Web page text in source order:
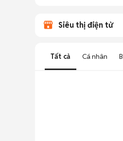
Siêu thị điện tử
Tất cả Cá nhân